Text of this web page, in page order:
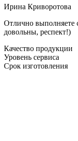
Ирина Криворотова
Отлично выполняете
довольны, респект!)
Качество продукции
Уровень сервиса
Срок изготовления